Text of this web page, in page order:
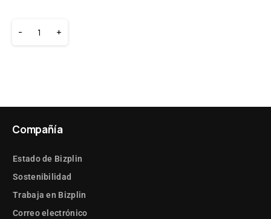
- +
Compañía
Estado de Bizplin
Sostenibilidad
Trabaja en Bizplin
Correo electrónico